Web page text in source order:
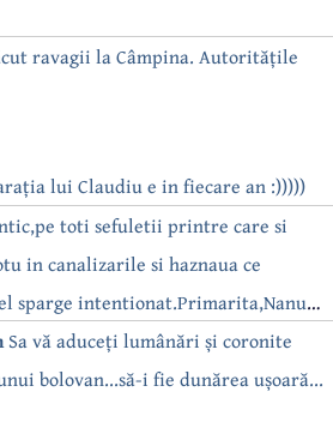
ravagii la Câmpina. Autoritățile
lui Claudiu e in fiecare an :)))))
toti sefuletii printre care si
in canalizarile si haznaua ce
sparge intentionat.Primarita,Nanu
as intreba o si pe Izabel Mitrea
Sa vă aduceți lumânări și coronite
bolovan...să-i fie dunărea ușoară...